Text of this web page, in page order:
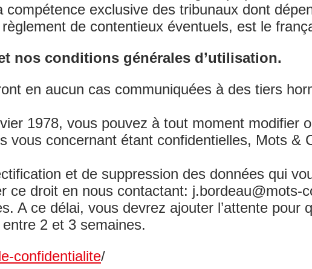
compétence exclusive des tribunaux dont
de contentieux éventuels, est le
nos conditions générales d’utilisation.
en aucun cas communiquées à des tiers
1978, vous pouvez à tout moment modifier
concernant étant confidentielles, Mots &
et de suppression des données qui
droit en nous contactant: j.bordeau@mots-
A ce délai, vous devrez ajouter l’attente pour
2 et 3 semaines.
confidentialite/